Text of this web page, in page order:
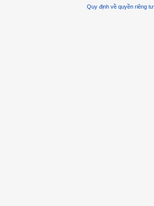
Quy định về quyền riêng tư